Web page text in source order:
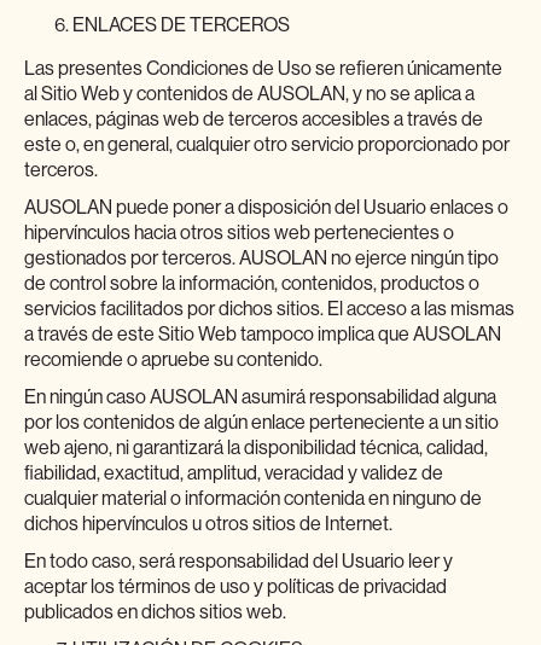
ENLACES DE TERCEROS
Las presentes Condiciones de Uso se refieren únicamente
al Sitio Web y contenidos de AUSOLAN, y no se aplica a
enlaces, páginas web de terceros accesibles a través de
este o, en general, cualquier otro servicio proporcionado por
terceros.
AUSOLAN puede poner a disposición del Usuario enlaces o
hipervínculos hacia otros sitios web pertenecientes o
gestionados por terceros. AUSOLAN no ejerce ningún tipo
de control sobre la información, contenidos, productos o
servicios facilitados por dichos sitios. El acceso a las mismas
a través de este Sitio Web tampoco implica que AUSOLAN
recomiende o apruebe su contenido.
En ningún caso AUSOLAN asumirá responsabilidad alguna
por los contenidos de algún enlace perteneciente a un sitio
web ajeno, ni garantizará la disponibilidad técnica, calidad,
fiabilidad, exactitud, amplitud, veracidad y validez de
cualquier material o información contenida en ninguno de
dichos hipervínculos u otros sitios de Internet.
En todo caso, será responsabilidad del Usuario leer y
aceptar los términos de uso y políticas de privacidad
publicados en dichos sitios web.